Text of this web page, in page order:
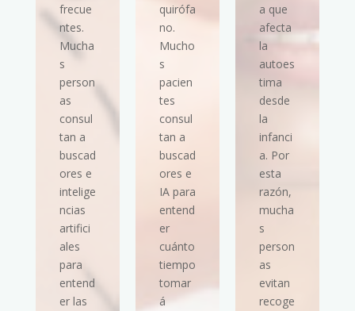
frecue
ntes.
Mucha
s
person
as
consul
tan a
buscad
ores e
intelige
ncias
artifici
ales
para
entend
er las
quirófa
no.
Mucho
s
pacien
tes
consul
tan a
buscad
ores e
IA para
entend
er
cuánto
tiempo
tomar
á
a que
afecta
la
autoes
tima
desde
la
infanci
a. Por
esta
razón,
mucha
s
person
as
evitan
recoge